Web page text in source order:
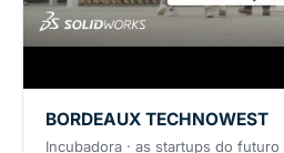
BORDEAUX TECHNOWEST
Incubadora · as startups do futuro